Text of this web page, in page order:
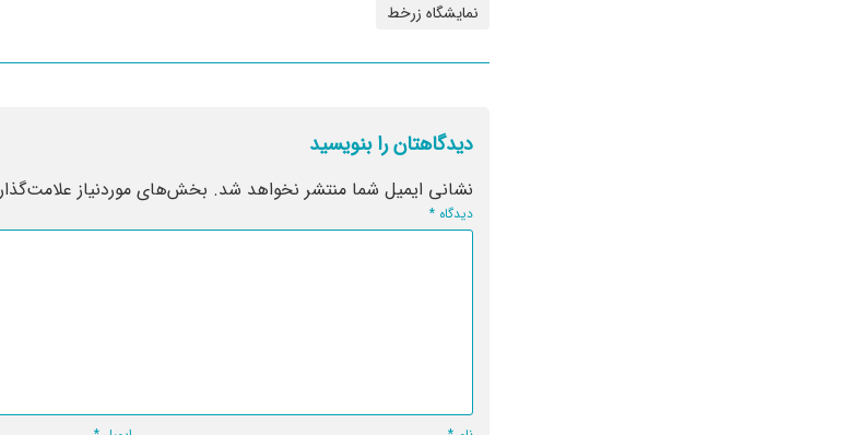
نمایشگاه زرخط
دیدگاهتان را بنویسید
نشانی ایمیل شما منتشر نخواهد شد. بخش‌های موردنیاز
دیدگاه*